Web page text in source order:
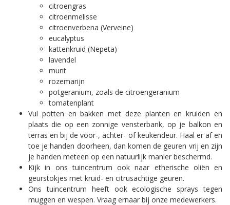
citroengras
citroenmelisse
citroenverbena (Verveine)
eucalyptus
kattenkruid (Nepeta)
lavendel
munt
rozemarijn
potgeranium, zoals de citroengeranium
tomatenplant
Vul potten en bakken met deze planten en kruiden en
plaats die op een zonnige vensterbank, op je balkon en
terras en bij de voor-, achter- of keukendeur. Haal er af en
toe je handen doorheen, dan komen de geuren vrij en zijn
je handen meteen op een natuurlijk manier beschermd.
Kijk in ons tuincentrum ook naar etherische oliën en
geurstokjes met kruid- en citrusachtige geuren.
Ons tuincentrum heeft ook ecologische sprays tegen
muggen en wespen. Vraag ernaar bij onze medewerkers.